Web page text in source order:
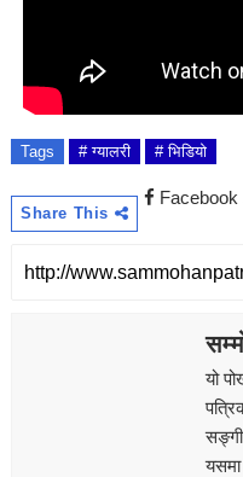
Tags # ग्यालरी # भिडियो
Share This
Facebook
यो